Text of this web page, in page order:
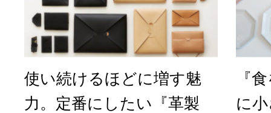
使い続けるほどに増す魅
力。定番にしたい『革製
『
に